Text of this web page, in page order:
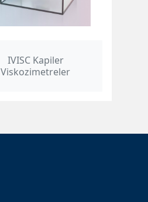
IVISC Kapiler
Viskozimetreler